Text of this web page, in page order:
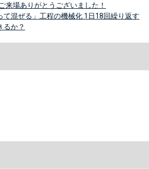
場ありがとうございました！
て混ぜる」工程の機械化 1日18回繰り返す
るか？